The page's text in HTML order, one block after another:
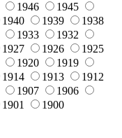
1946
1945
1940 1939
1938
1933
1932
1927 1926
1925
1920
1919
1914 1913
1912
1907
1906
1901 1900